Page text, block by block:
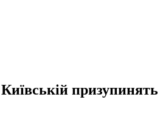
призупинять